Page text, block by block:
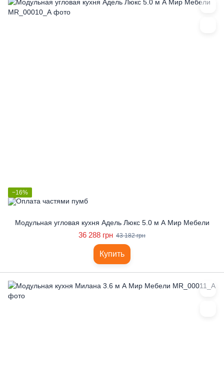
−16%
Модульная угловая кухня Адель Люкс 5.0 м А Мир Мебели
36 288 грн 43 182 грн
Купить